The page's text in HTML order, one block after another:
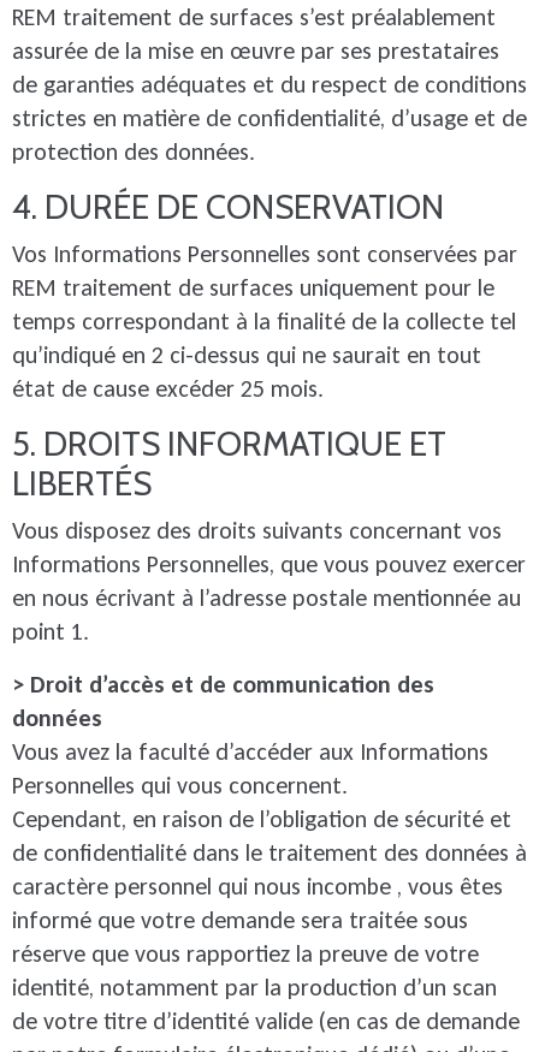
REM traitement de surfaces s’est préalablement
assurée de la mise en œuvre par ses prestataires
de garanties adéquates et du respect de conditions
strictes en matière de confidentialité, d’usage et de
protection des données.
4. DURÉE DE CONSERVATION
Vos Informations Personnelles sont conservées par
REM traitement de surfaces uniquement pour le
temps correspondant à la finalité de la collecte tel
qu’indiqué en 2 ci-dessus qui ne saurait en tout
état de cause excéder 25 mois.
5. DROITS INFORMATIQUE ET
LIBERTÉS
Vous disposez des droits suivants concernant vos
Informations Personnelles, que vous pouvez exercer
en nous écrivant à l’adresse postale mentionnée au
point 1.
> Droit d’accès et de communication des
données
Vous avez la faculté d’accéder aux Informations
Personnelles qui vous concernent.
Cependant, en raison de l’obligation de sécurité et
de confidentialité dans le traitement des données à
caractère personnel qui nous incombe , vous êtes
informé que votre demande sera traitée sous
réserve que vous rapportiez la preuve de votre
identité, notamment par la production d’un scan
de votre titre d’identité valide (en cas de demande